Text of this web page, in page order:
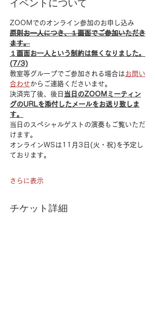
イベントについて
ZOOMでのオンライン参加のお申し込み
原則お一人につき、１画面でご参加いただき
ます。
１画面お一人という制約は無くなりました。
(7/3)
教室等グループでご参加される場合はお問い
合わせからご連絡くださいませ。
決済完了後、後日 当日のZOOMミーティン
グのURLを添付したメールをお送り致しま
す。
当日のスペシャルゲストの演奏もご覧いただ
けます。
オンラインWSは11月3日(火・祝)を予定し
ております。
さらに表示
チケット詳細